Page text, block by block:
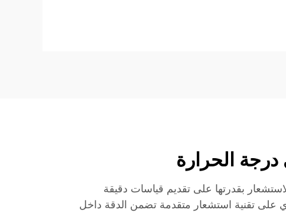
الحرارة
بقدرتها على تقديم قياسات دقيقة
على تقنية استشعار متقدمة تضمن الدقة داخل